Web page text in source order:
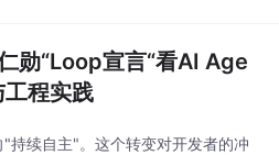
勋“Loop宣言“看AI Age
程实践
持续自主"。这个转变对开发者的冲